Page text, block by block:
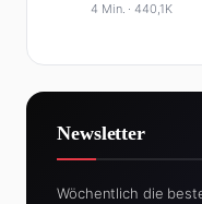
4 Min. ·440,1K
Newsletter
Wöchentlich die